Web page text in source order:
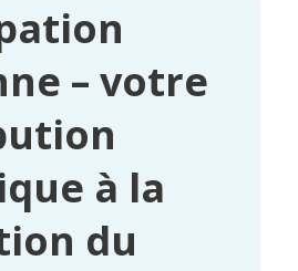
– votre
à la
du